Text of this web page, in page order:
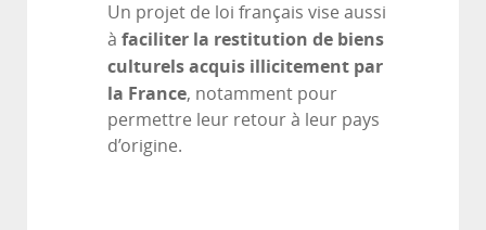
Un projet de loi français vise aussi
à faciliter la restitution de biens
culturels acquis illicitement par
la France, notamment pour
permettre leur retour à leur pays
d’origine.